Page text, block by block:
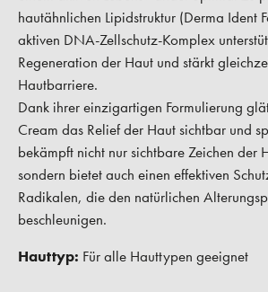
hautähnlichen Lipidstruktur (Derma Ident
aktiven DNA-Zellschutz-Komplex
Regeneration der Haut und stärkt
Hautbarriere.
Dank ihrer einzigartigen Formulierung
Cream das Relief der Haut sichtbar und
bekämpft nicht nur sichtbare Zeichen der
sondern bietet auch einen effektiven
Radikalen, die den natürlichen
beschleunigen.
Hauttyp: Für alle Hauttypen geeignet